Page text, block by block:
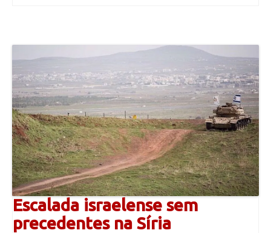
Escalada israelense sem
precedentes na Síria